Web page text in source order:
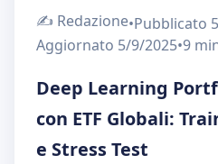
✍️ Redazione•Pubblicato
Aggiornato 5/9/2025•9
Deep Learning
con ETF Globali:
e Stress Test